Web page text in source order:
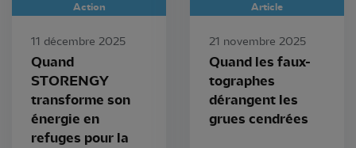
Action
11 décembre 2025
Quand
STORENGY
transforme son
énergie en
refuges pour la
Article
21 novembre 2025
Quand les faux-
tographes
dérangent les
grues cendrées